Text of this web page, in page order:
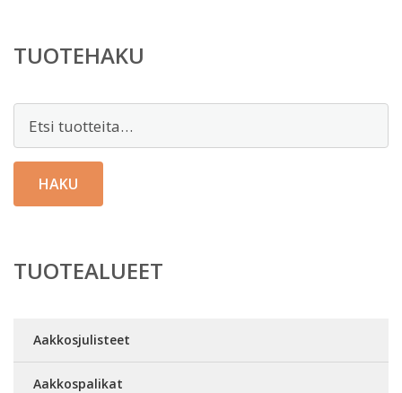
TUOTEHAKU
HAKU
TUOTEALUEET
Aakkosjulisteet
Aakkospalikat